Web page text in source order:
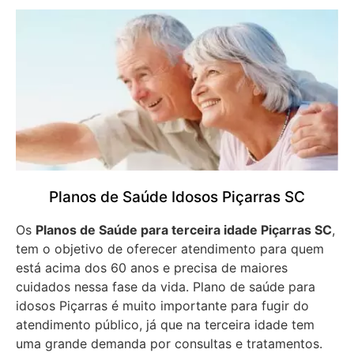
Planos de Saúde Idosos Piçarras SC
Os Planos de Saúde para terceira idade Piçarras SC,
tem o objetivo de oferecer atendimento para quem
está acima dos 60 anos e precisa de maiores
cuidados nessa fase da vida. Plano de saúde para
idosos Piçarras é muito importante para fugir do
atendimento público, já que na terceira idade tem
uma grande demanda por consultas e tratamentos.